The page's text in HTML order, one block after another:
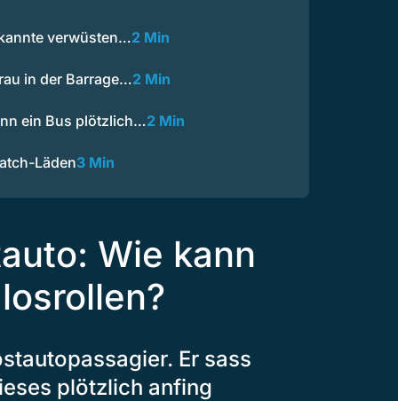
verwüsten…2 Min
in der Barrage…2 Min
ein Bus plötzlich…2 Min
Läden3 Min
Wie kann
Er sass
plötzlich anfing